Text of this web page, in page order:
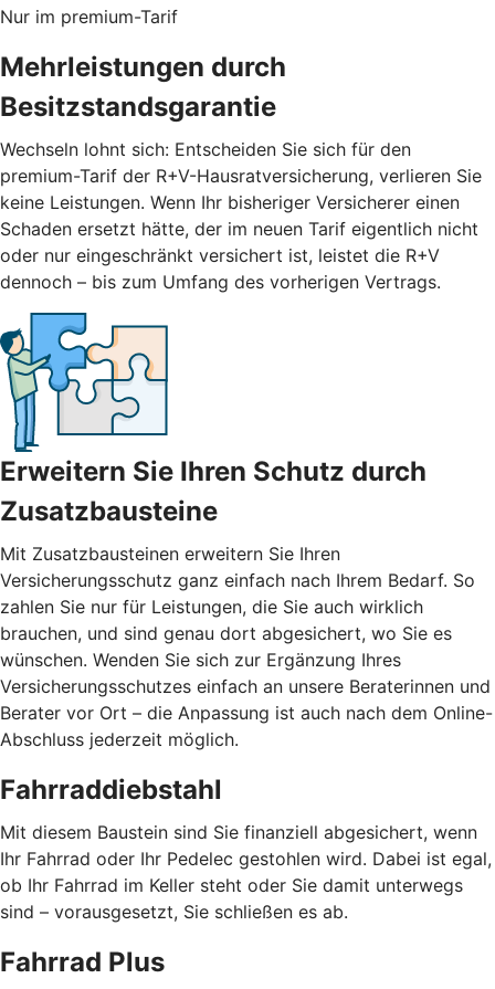
Nur im premium-Tarif
Mehrleistungen durch
Besitzstandsgarantie
Wechseln lohnt sich: Entscheiden Sie sich für den
premium-Tarif der R+V-Hausratversicherung, verlieren Sie
keine Leistungen. Wenn Ihr bisheriger Versicherer einen
Schaden ersetzt hätte, der im neuen Tarif eigentlich nicht
oder nur eingeschränkt versichert ist, leistet die R+V
dennoch – bis zum Umfang des vorherigen Vertrags.
Erweitern Sie Ihren Schutz durch
Zusatzbausteine
Mit Zusatzbausteinen erweitern Sie Ihren
Versicherungsschutz ganz einfach nach Ihrem Bedarf. So
zahlen Sie nur für Leistungen, die Sie auch wirklich
brauchen, und sind genau dort abgesichert, wo Sie es
wünschen. Wenden Sie sich zur Ergänzung Ihres
Versicherungsschutzes einfach an unsere Beraterinnen und
Berater vor Ort – die Anpassung ist auch nach dem Online-
Abschluss jederzeit möglich.
Fahrraddiebstahl
Mit diesem Baustein sind Sie finanziell abgesichert, wenn
Ihr Fahrrad oder Ihr Pedelec gestohlen wird. Dabei ist egal,
ob Ihr Fahrrad im Keller steht oder Sie damit unterwegs
sind – vorausgesetzt, Sie schließen es ab.
Fahrrad Plus